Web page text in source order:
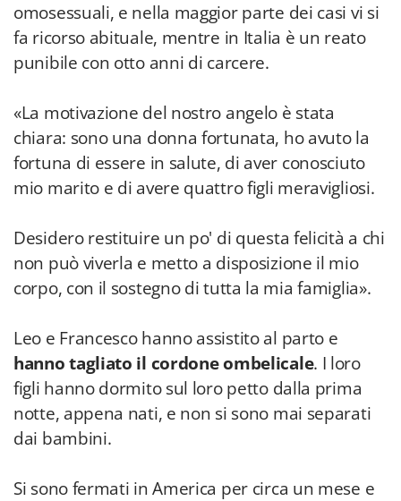
omosessuali, e nella maggior parte dei casi vi si
fa ricorso abituale, mentre in Italia è un reato
punibile con otto anni di carcere.
«La motivazione del nostro angelo è stata
chiara: sono una donna fortunata, ho avuto la
fortuna di essere in salute, di aver conosciuto
mio marito e di avere quattro figli meravigliosi.
Desidero restituire un po' di questa felicità a chi
non può viverla e metto a disposizione il mio
corpo, con il sostegno di tutta la mia famiglia».
Leo e Francesco hanno assistito al parto e
hanno tagliato il cordone ombelicale. I loro
figli hanno dormito sul loro petto dalla prima
notte, appena nati, e non si sono mai separati
dai bambini.
Si sono fermati in America per circa un mese e